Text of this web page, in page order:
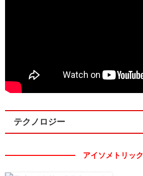
テクノロジー
アイソメトリック